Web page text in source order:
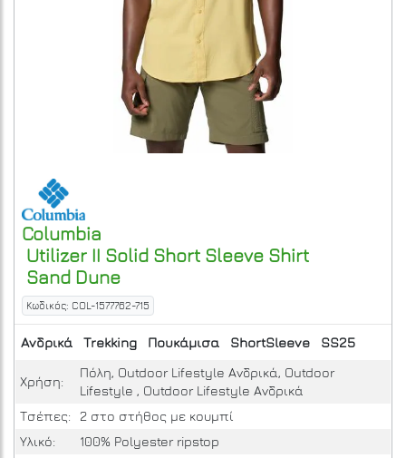
Columbia
Utilizer II Solid Short Sleeve Shirt
Sand Dune
Κωδικός: COL-1577762-715
Ανδρικά Trekking Πουκάμισα ShortSleeve SS25
Χρήση:
Πόλη, Outdoor Lifestyle Ανδρικά, Outdoor
Lifestyle , Outdoor Lifestyle Ανδρικά
Τσέπες:
2 στο στήθος με κουμπί
Υλικό:
100% Polyester ripstop